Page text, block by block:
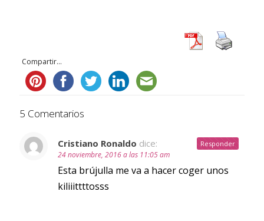
Compartir...
5 Comentarios
Cristiano Ronaldo dice:
24 noviembre, 2016 a las 11:05 am
Esta brújulla me va a hacer coger unos
kiliiittttosss
Responder